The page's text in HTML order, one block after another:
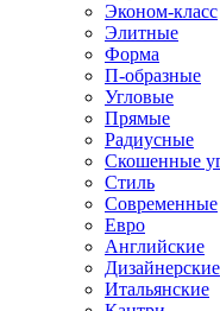
Эконом-класс
Элитные
Форма
П-образные
Угловые
Прямые
Радиусные
Скошенные
Стиль
Современные
Евро
Английские
Дизайнерские
Итальянские